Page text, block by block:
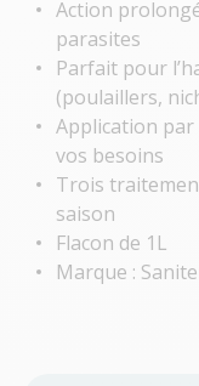
Action
parasites
Parfait pour
(poulaillers,
Application
vos besoins
Trois
saison
Flacon de 1L
Marque :